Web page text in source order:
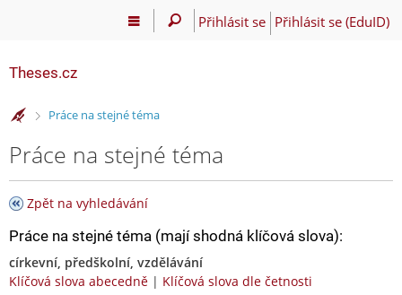
Přihlásit se Přihlásit se (EduID)
Theses.cz
>Práce na stejné téma
Práce na stejné téma
Zpět na vyhledávání
Práce na stejné téma (mají shodná klíčová slova):
církevní, předškolní, vzdělávání
Klíčová slova abecedně | Klíčová slova dle četnosti